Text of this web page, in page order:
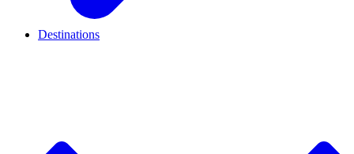
Destinations